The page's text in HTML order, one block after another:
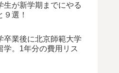
生が新学期までにやる
９選！
卒業後に北京師範大学
学。1年分の費用リス